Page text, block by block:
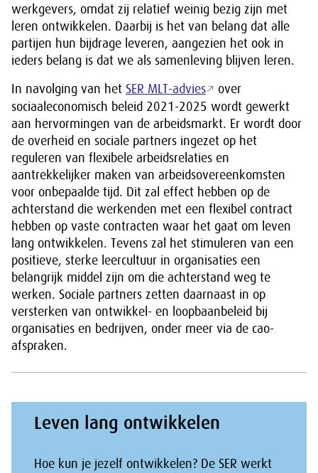
werkgevers, omdat zij relatief weinig bezig zijn met
leren ontwikkelen. Daarbij is het van belang dat alle
partijen hun bijdrage leveren, aangezien het ook in
ieders belang is dat we als samenleving blijven leren.
In navolging van het SER MLT-advies
over
sociaaleconomisch beleid 2021-2025 wordt gewerkt
aan hervormingen van de arbeidsmarkt. Er wordt door
de overheid en sociale partners ingezet op het
reguleren van flexibele arbeidsrelaties en
aantrekkelijker maken van arbeidsovereenkomsten
voor onbepaalde tijd. Dit zal effect hebben op de
achterstand die werkenden met een flexibel contract
hebben op vaste contracten waar het gaat om leven
lang ontwikkelen. Tevens zal het stimuleren van een
positieve, sterke leercultuur in organisaties een
belangrijk middel zijn om die achterstand weg te
werken. Sociale partners zetten daarnaast in op
versterken van ontwikkel- en loopbaanbeleid bij
organisaties en bedrijven, onder meer via de cao-
afspraken.
Leven lang ontwikkelen
Hoe kun je jezelf ontwikkelen? De SER werkt